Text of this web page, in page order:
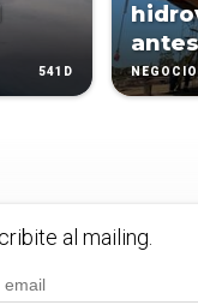
541D
al mailing.